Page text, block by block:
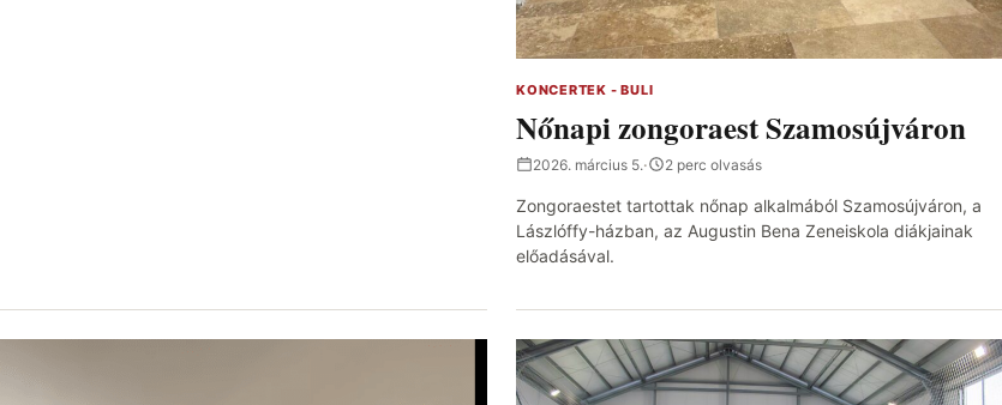
KONCERTEK - BULI
Nőnapi zongoraest Szamosújváron
2026. március 5.· 2 perc olvasás
Zongoraestet tartottak nőnap alkalmából Szamosújváron, a
Lászlóffy-házban, az Augustin Bena Zeneiskola diákjainak
előadásával.